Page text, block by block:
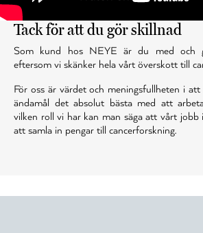
Tack för att du gör skillnad
Som kund hos NEYE är du med och
eftersom vi skänker hela vårt överskott till
För oss är värdet och meningsfullheten i
ändamål det absolut bästa med att
vilken roll vi har kan man säga att vårt jobb
att samla in pengar till cancerforskning.